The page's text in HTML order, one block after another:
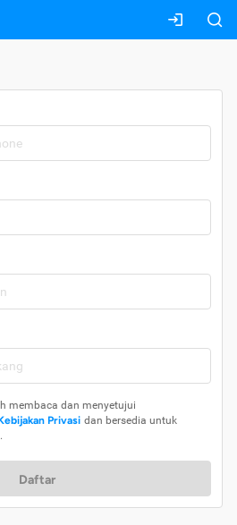
membaca dan menyetujui
Privasi dan bersedia untuk
Daftar